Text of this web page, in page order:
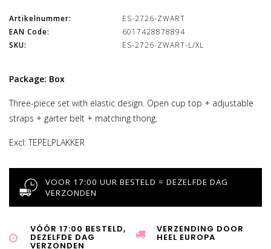
Artikelnummer:
ES-2726-ZWART
EAN Code:
6017428878894
SKU:
ES-2726-ZWART-L/XL
Package: Box
Three-piece set with elastic design. Open cup top + adjustable
straps + garter belt + matching thong.
Excl: TEPELPLAKKER
VOOR 17:00 UUR BESTELD = DEZELFDE DAG
VERZONDEN
VÓÓR 17:00 BESTELD,
DEZELFDE DAG
VERZONDEN
VERZENDING DOOR
HEEL EUROPA